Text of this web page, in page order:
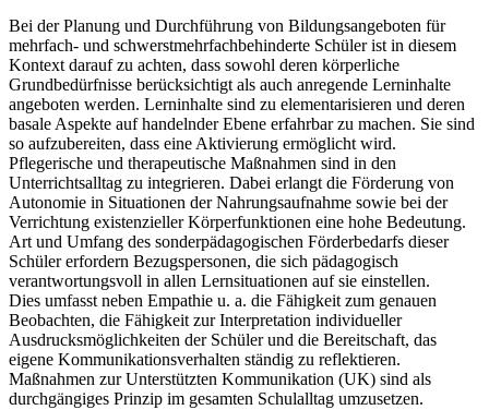
Bei der Planung und Durchführung von Bildungsangeboten für
mehrfach- und schwerstmehrfachbehinderte Schüler ist in diesem
Kontext darauf zu achten, dass sowohl deren körperliche
Grundbedürfnisse berücksichtigt als auch anregende Lerninhalte
angeboten werden. Lerninhalte sind zu elementarisieren und deren
basale Aspekte auf handelnder Ebene erfahrbar zu machen. Sie sind
so aufzubereiten, dass eine Aktivierung ermöglicht wird.
Pflegerische und therapeutische Maßnahmen sind in den
Unterrichtsalltag zu integrieren. Dabei erlangt die Förderung von
Autonomie in Situationen der Nahrungsaufnahme sowie bei der
Verrichtung existenzieller Körperfunktionen eine hohe Bedeutung.
Art und Umfang des sonderpädagogischen Förderbedarfs dieser
Schüler erfordern Bezugspersonen, die sich pädagogisch
verantwortungsvoll in allen Lernsituationen auf sie einstellen.
Dies umfasst neben Empathie u. a. die Fähigkeit zum genauen
Beobachten, die Fähigkeit zur Interpretation individueller
Ausdrucksmöglichkeiten der Schüler und die Bereitschaft, das
eigene Kommunikationsverhalten ständig zu reflektieren.
Maßnahmen zur Unterstützten Kommunikation (UK) sind als
durchgängiges Prinzip im gesamten Schulalltag umzusetzen.